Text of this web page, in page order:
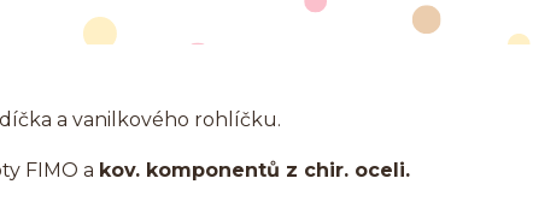
a vanilkového rohlíčku.
FIMO a kov. komponentů z chir. oceli.